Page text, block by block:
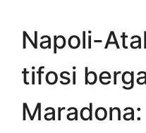
Napoli-
tifosi